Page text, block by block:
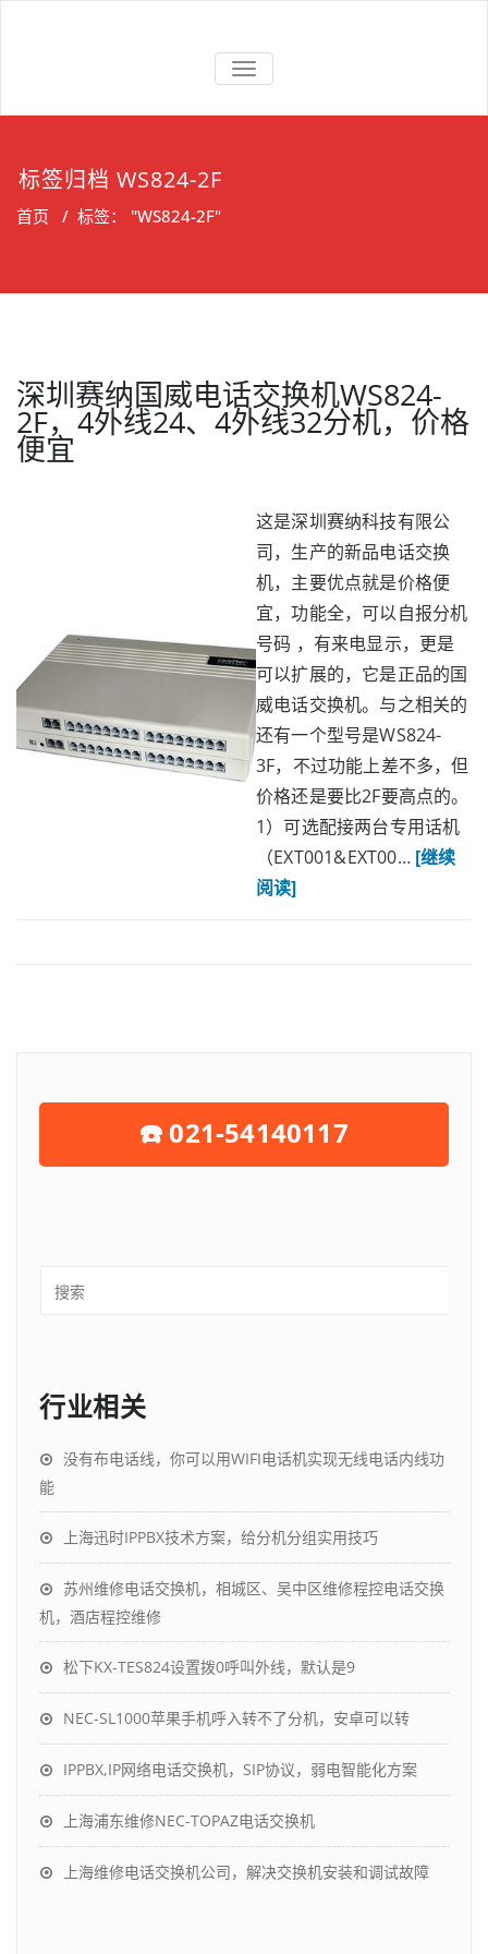
上海维修电话
上海维修松下、国威、NEC、迅
切
换
标签归档 WS824-2F
首页 / 标签： "WS824-2F"
深圳赛纳国威电话交换机WS824-
2F，4外线24、4外线32分机，价格
便宜
这是深圳赛纳科技有限公
司，生产的新品电话交换
机，主要优点就是价格便
宜，功能全，可以自报分机
号码 ，有来电显示，更是
可以扩展的，它是正品的国
威电话交换机。与之相关的
还有一个型号是WS824-
3F，不过功能上差不多，但
价格还是要比2F要高点的。
1）可选配接两台专用话机
（EXT001&EXT00… [继续
阅读]
☎️ 021-54140117
行业相关
没有布电话线，你可以用WIFI电话机实现无线电话内线功
能
上海迅时IPPBX技术方案，给分机分组实用技巧
苏州维修电话交换机，相城区、吴中区维修程控电话交换
机，酒店程控维修
松下KX-TES824设置拨0呼叫外线，默认是9
NEC-SL1000苹果手机呼入转不了分机，安卓可以转
IPPBX,IP网络电话交换机，SIP协议，弱电智能化方案
上海浦东维修NEC-TOPAZ电话交换机
上海维修电话交换机公司，解决交换机安装和调试故障